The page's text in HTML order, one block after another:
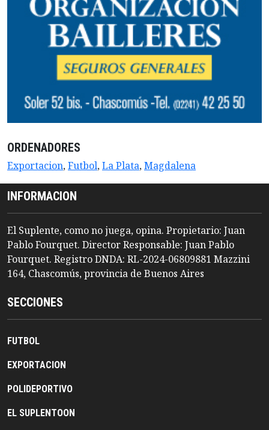
ORDENADORES
Exportacion,Futbol,La Plata,Magdalena
INFORMACION
El Suplente, como no juega, opina. Propietario: Juan
Pablo Fourquet. Director Responsable: Juan Pablo
Fourquet. Registro DNDA: RL-2024-06809881 Mazzini
164, Chascomús, provincia de Buenos Aires
SECCIONES
FUTBOL
EXPORTACION
POLIDEPORTIVO
EL SUPLENTOON